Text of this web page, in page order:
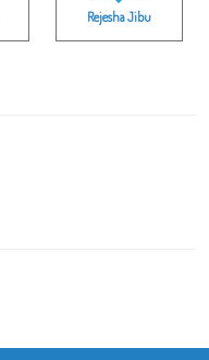
Rejesha Jibu